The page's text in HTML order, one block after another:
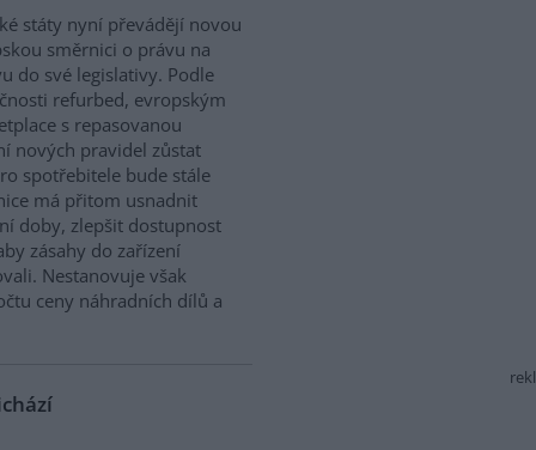
státy nyní převádějí novou
směrnici o právu na
do své legislativy. Podle
refurbed, evropským
s repasovanou
nových pravidel zůstat
spotřebitele bude stále
má přitom usnadnit
doby, zlepšit dostupnost
zásahy do zařízení
Nestanovuje však
ceny náhradních dílů a